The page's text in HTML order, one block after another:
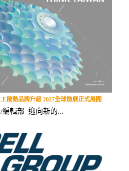
啟動品牌升級 2027全球徵展正式展開
編輯部 迎向新的...